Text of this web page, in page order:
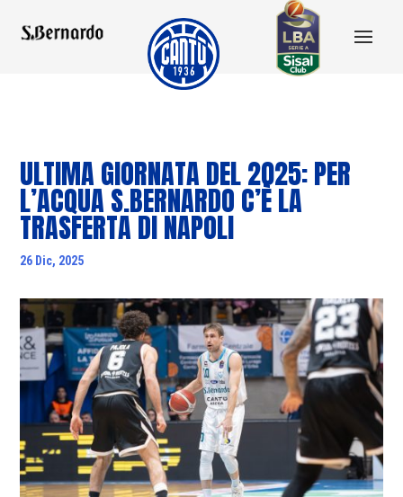
ULTIMA GIORNATA DEL 2025: PER
L’ACQUA S.BERNARDO C’È LA
TRASFERTA DI NAPOLI
26 Dic, 2025